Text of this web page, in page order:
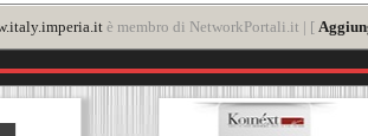
è membro di NetworkPortali.it | [